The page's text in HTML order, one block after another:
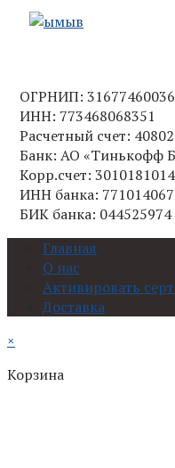
ОГРНИП:
ИНН: 773468068351
Расчетный счет:
Банк: АО «Тинькофф
Корр.счет:
ИНН банка:
БИК банка: 044525974
Главная
О нас
Активировать
Доставка
×
Корзина